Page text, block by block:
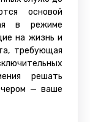
основой
в режиме
на жизнь и
требующая
решать
— ваше